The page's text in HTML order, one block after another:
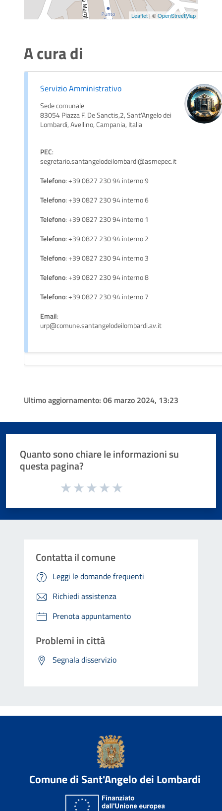
Leaflet | ©OpenStreetMap
A cura di
Servizio Amministrativo
Sede comunale
83054 Piazza F. De Sanctis,2, Sant'Angelo dei
Lombardi, Avellino, Campania, Italia
PEC:
segretario.santangelodeilombardi@asmepec.it
Telefono: +39 0827 230 94 interno 9
Telefono: +39 0827 230 94 interno 6
Telefono: +39 0827 230 94 interno 1
Telefono: +39 0827 230 94 interno 2
Telefono: +39 0827 230 94 interno 3
Telefono: +39 0827 230 94 interno 8
Telefono: +39 0827 230 94 interno 7
Email:
urp@comune.santangelodeilombardi.av.it
Ultimo aggiornamento: 06 marzo 2024, 13:23
Quanto sono chiare le informazioni su
questa pagina?
Valuta da 1 a 5 stelle la pagina
Contatta il comune
Leggi le domande frequenti
Richiedi assistenza
Prenota appuntamento
Problemi in città
Segnala disservizio
Comune di Sant'Angelo dei Lombardi